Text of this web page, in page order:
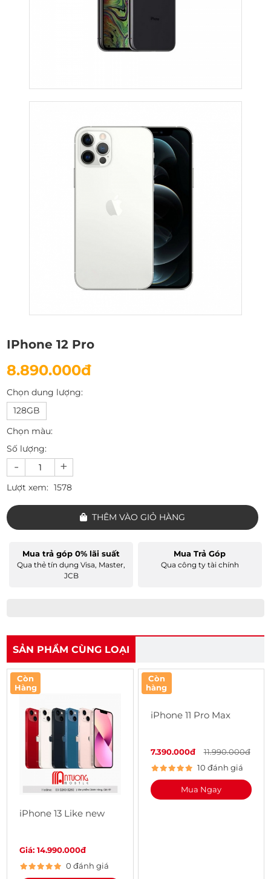
IPhone 12 Pro
8.890.000đ
Chọn dung lượng:
128GB
Chọn màu:
Số lượng:
- +
Lượt xem: 1578
THÊM VÀO GIỎ HÀNG
Mua trả góp 0% lãi suất
Qua thẻ tín dụng Visa, Master,
JCB
Mua Trả Góp
Qua công ty tài chính
SẢN PHẨM CÙNG LOẠI
Còn
Hàng
iPhone 13 Like new
Giá: 14.990.000đ
0 đánh giá
Còn
hàng
iPhone 11 Pro Max
7.390.000đ
11.990.000đ
10 đánh giá
Mua Ngay